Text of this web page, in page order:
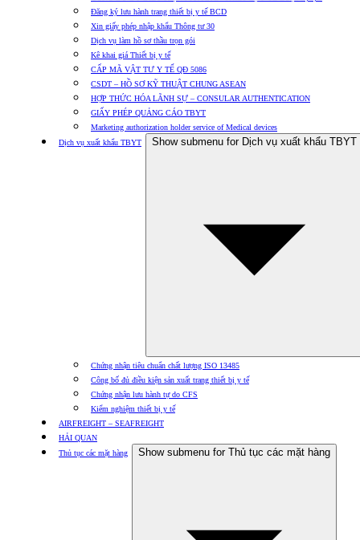
Đăng ký lưu hành trang thiết bị y tế BCD
Xin giấy phép nhập khẩu Thông tư 30
Dịch vụ làm hồ sơ thầu trọn gói
Kê khai giá Thiết bị y tế
CẤP MÃ VẬT TƯ Y TẾ QĐ 5086
CSDT – HỒ SƠ KỸ THUẬT CHUNG ASEAN
HỢP THỨC HÓA LÃNH SỰ – CONSULAR AUTHENTICATION
GIẤY PHÉP QUẢNG CÁO TBYT
Marketing authorization holder service of Medical devices
Dịch vụ xuất khẩu TBYT
Show submenu for Dịch vụ xuất khẩu TBYT
Chứng nhận tiêu chuẩn chất lượng ISO 13485
Công bố đủ điều kiện sản xuất trang thiết bị y tế
Chứng nhận lưu hành tự do CFS
Kiểm nghiệm thiết bị y tế
AIRFREIGHT – SEAFREIGHT
HẢI QUAN
Thủ tục các mặt hàng
Show submenu for Thủ tục các mặt hàng